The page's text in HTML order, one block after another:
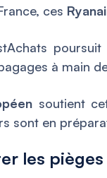
ces
à main
soutient
sont en
les pièges